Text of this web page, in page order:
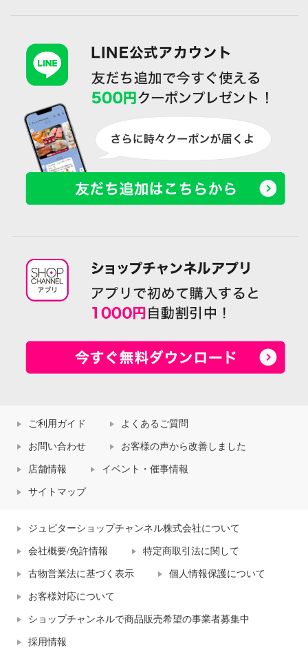
ご利用ガイド よくあるご質問
お問い合わせ お客様の声から改善しました
店舗情報 イベント・催事情報
サイトマップ
ジュピターショップチャンネル株式会社について
会社概要/免許情報 特定商取引法に関して
古物営業法に基づく表示 個人情報保護について
お客様対応について
ショップチャンネルで商品販売希望の事業者募集中
採用情報